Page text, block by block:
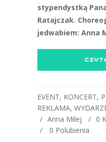
stypendystką
Ratajczak.
jedwabiem: Anna
EVENT, KONCERT,
REKLAMA,
Anna Milej
0
0 Polubienia